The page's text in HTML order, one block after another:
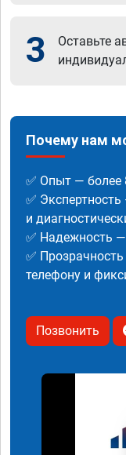
3
Оставьте
Почему нам
✅ Опыт — более
✅
и
✅ Надежность
✅
телефону и
Позвонить